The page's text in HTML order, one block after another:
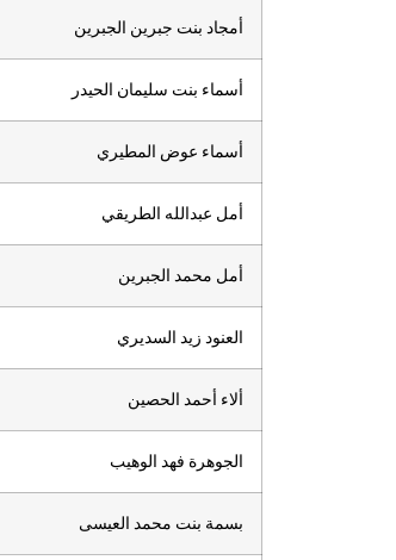
أمجاد بنت جبرين الجبرين
أسماء بنت سليمان الحيدر
أسماء عوض المطيري
أمل عبدالله الطريقي
أمل محمد الجبرين
العنود زيد السديري
ألاء أحمد الحصين
الجوهرة فهد الوهيب
بسمة بنت محمد العيسى